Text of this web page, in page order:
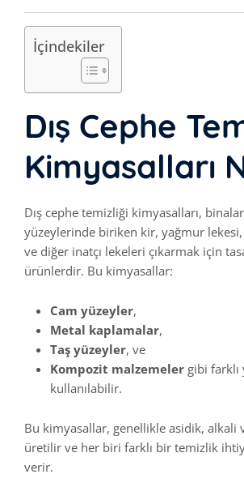
İçindekiler
Dış Cephe
Kimyasalları
Dış cephe temizliği kimyasalları,
yüzeylerinde biriken kir, yağmur lekesi,
ve diğer inatçı lekeleri çıkarmak için
ürünlerdir. Bu kimyasallar:
Cam yüzeyler,
Metal kaplamalar,
Taş yüzeyler, ve
Kompozit malzemeler gibi
kullanılabilir.
Bu kimyasallar, genellikle asidik, alkali
üretilir ve her biri farklı bir temizlik
verir.